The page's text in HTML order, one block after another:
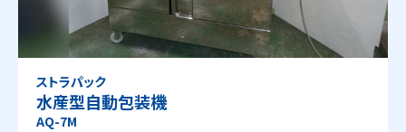
ストラパック
水産型自動包装機
AQ-7M